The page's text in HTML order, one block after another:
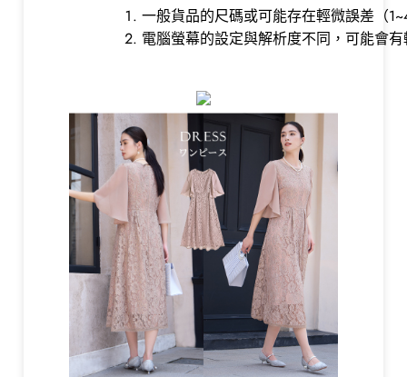
一般貨品的尺碼或可能存在輕微誤差（
電腦螢幕的設定與解析度不同，可能會